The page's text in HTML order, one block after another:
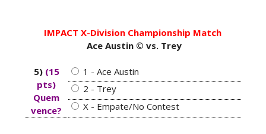
VITÓRIA DRAMÁTICA E ATAQUE DESTRUTIVO NO
RAW: Je'Von Evans supera Ethan Page mas é
abalroado por Big Cass
Unknown-Aug 04 2026
IMPACT X-Division Championship Match
Ace Austin © vs. Trey
5) (15
pts)
Quem
vence?
1 - Ace Austin
2 - Trey
X - Empate/No Contest